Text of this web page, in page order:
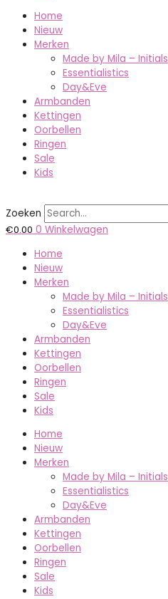
Home
Nieuw
Merken
Made by Mila – Initials
Essentialistics
Day&Eve
Armbanden
Kettingen
Oorbellen
Ringen
Sale
Kids
Zoeken
€0.00 0 Winkelwagen
Home
Nieuw
Merken
Made by Mila – Initials
Essentialistics
Day&Eve
Armbanden
Kettingen
Oorbellen
Ringen
Sale
Kids
Home
Nieuw
Merken
Made by Mila – Initials
Essentialistics
Day&Eve
Armbanden
Kettingen
Oorbellen
Ringen
Sale
Kids